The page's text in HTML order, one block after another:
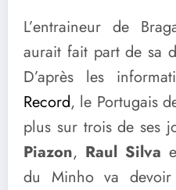
L’entraineur de
aurait fait part de sa
D’après les
Record, le Portugais
plus sur trois de ses
Piazon, Raul Silva
du Minho va